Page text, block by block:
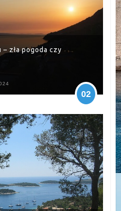
zła pogoda czy
02